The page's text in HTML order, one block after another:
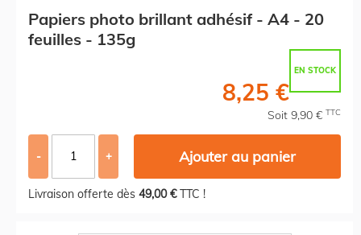
Papiers photo brillant adhésif - A4 - 20
feuilles - 135g
EN STOCK
8,25 €
Soit 9,90 € TTC
- + Ajouter au panier
Livraison offerte dès 49,00 €TTC !